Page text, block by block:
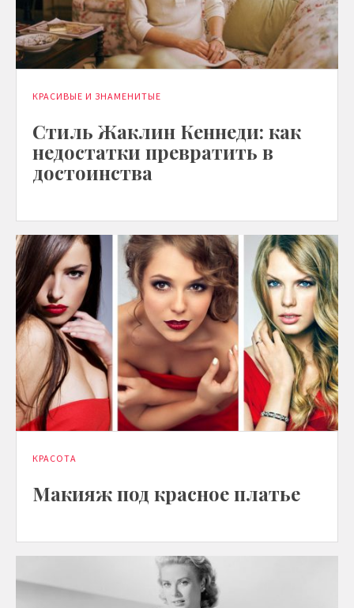
КРАСИВЫЕ И ЗНАМЕНИТЫЕ
Стиль Жаклин Кеннеди: как
недостатки превратить в
достоинства
КРАСОТА
Макияж под красное платье